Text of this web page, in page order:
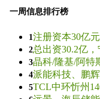
一周信息排行榜
1注册资本30亿
2总出资30.2亿
3晶科/隆基/阿特
4派能科技、鹏
5TCL中环忻州